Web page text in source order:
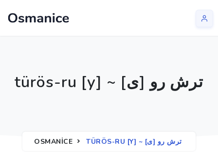
türös-ru [y] ~ ترش رو [ی]
OSMANICE TÜRÖS-RU [Y] ~ ترش رو [ی]